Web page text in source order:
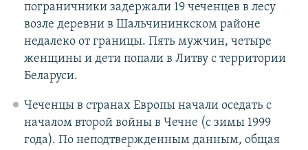
пограничники задержали 19 чеченцев в лесу
возле деревни в Шальчининкском районе
недалеко от границы. Пять мужчин, четыре
женщины и дети попали в Литву с территории
Беларуси.
Чеченцы в странах Европы начали оседать с
началом второй войны в Чечне (с зимы 1999
года). По неподтвержденным данным, общая